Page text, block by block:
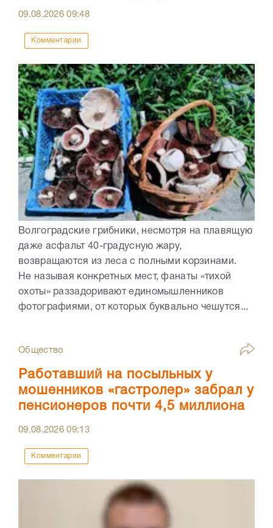
09.08.202609:48
Комментарии
Волгоградские грибники, несмотря на плавящую
даже асфальт 40-градусную жару,
возвращаются из леса с полными корзинами.
Не называя конкретных мест, фанаты «тихой
охоты» раззадоривают единомышленников
фотографиями, от которых буквально чешутся...
Общество
Работавший на посыльных у
мошенников «гастролер» забрал у
пенсионеров почти 4,5 миллиона
09.08.202609:13
Комментарии